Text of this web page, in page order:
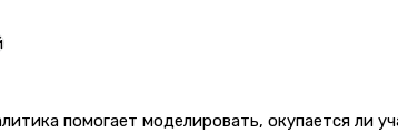
помогает моделировать, окупается ли